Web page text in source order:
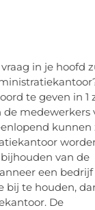
in je hoofd
te geven in 1
medewerkers
kunnen
van de
een
bij te houden,
De